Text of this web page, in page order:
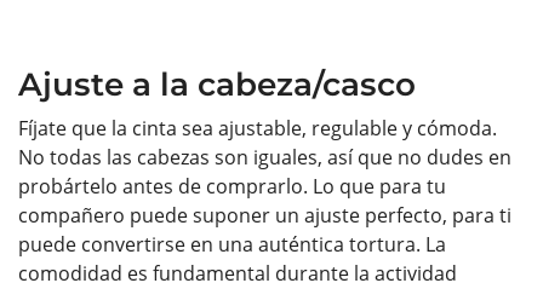
Ajuste a la cabeza/casco
Fíjate que la cinta sea ajustable, regulable y cómoda.
No todas las cabezas son iguales, así que no dudes en
probártelo antes de comprarlo. Lo que para tu
compañero puede suponer un ajuste perfecto, para ti
puede convertirse en una auténtica tortura. La
comodidad es fundamental durante la actividad